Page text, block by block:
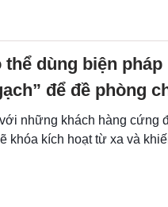
dùng biện
để đề phòng
những khách hàng cứng
khóa kích hoạt từ xa và